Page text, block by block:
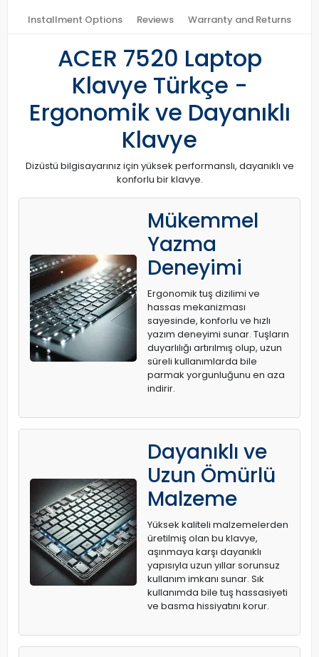
Installment Options Reviews Warranty and Returns
ACER 7520 Laptop
Klavye Türkçe -
Ergonomik ve Dayanıklı
Klavye
Dizüstü bilgisayarınız için yüksek performanslı, dayanıklı ve
konforlu bir klavye.
Mükemmel
Yazma
Deneyimi
Ergonomik tuş dizilimi ve
hassas mekanizması
sayesinde, konforlu ve hızlı
yazım deneyimi sunar. Tuşların
duyarlılığı artırılmış olup, uzun
süreli kullanımlarda bile
parmak yorgunluğunu en aza
indirir.
Dayanıklı ve
Uzun Ömürlü
Malzeme
Yüksek kaliteli malzemelerden
üretilmiş olan bu klavye,
aşınmaya karşı dayanıklı
yapısıyla uzun yıllar sorunsuz
kullanım imkanı sunar. Sık
kullanımda bile tuş hassasiyeti
ve basma hissiyatını korur.